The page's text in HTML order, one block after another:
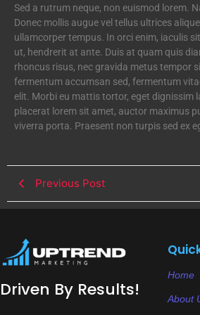
Sed a rutrum neque, non euismod lorem.
Donec mollis augue vel tellus ultrices
ullamcorper tempus. In orci enim, iaculis
ut, hendrerit at ante. Duis at quam quis
rhoncus risus, nec gravida metus tempor
fermentum accumsan sed, fermentum
elit. Morbi eu mattis tortor, eget dignissim
placerat lorem sit amet, auctor maximus
viverra porta. Praesent non turpis sed ex
Previous Post
Driven By Results!
Home
About